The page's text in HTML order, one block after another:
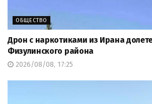
ОБЩЕСТВО
Дрон с наркотиками из Ирана
Физулинского района
2026/08/08, 17:25